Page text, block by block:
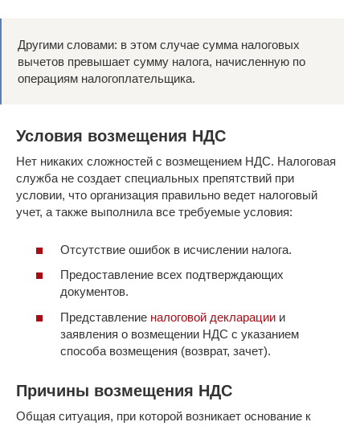
Другими словами: в этом случае сумма налоговых
вычетов превышает сумму налога, начисленную по
операциям налогоплательщика.
Условия возмещения НДС
Нет никаких сложностей с возмещением НДС. Налоговая
служба не создает специальных препятствий при
условии, что организация правильно ведет налоговый
учет, а также выполнила все требуемые условия:
Отсутствие ошибок в исчислении налога.
Предоставление всех подтверждающих
документов.
Представление налоговой декларации и
заявления о возмещении НДС с указанием
способа возмещения (возврат, зачет).
Причины возмещения НДС
Общая ситуация, при которой возникает основание к